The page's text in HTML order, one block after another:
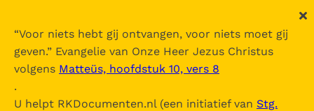
“Voor niets hebt gij ontvangen, voor niets moet gij
geven.” Evangelie van Onze Heer Jezus Christus
volgens Matteüs, hoofdstuk 10, vers 8
.
U helpt RKDocumenten.nl (een initiatief van Stg.